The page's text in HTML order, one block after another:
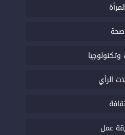
المرأة
صحة
وتكنولوجيا
الرأي
عمل